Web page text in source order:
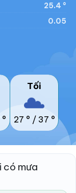
25.4 °
0.05
Tối
27 ° / 37 °
có mưa